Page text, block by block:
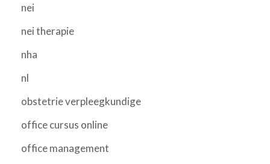
nei
nei therapie
nha
nl
obstetrie verpleegkundige
office cursus online
office management